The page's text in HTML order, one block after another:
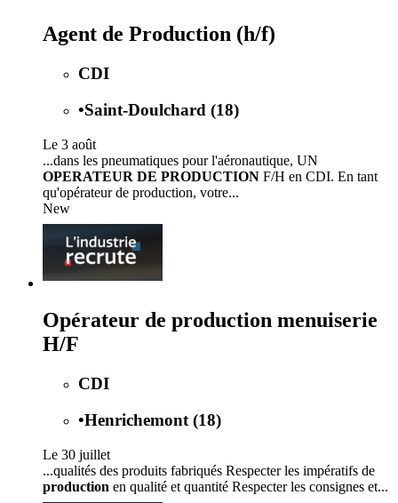
Agent de Production (h/f)
CDI
•Saint-Doulchard (18)
Le 3 août
...dans les pneumatiques pour l'aéronautique, UN
OPERATEUR DE PRODUCTION F/H en CDI. En tant
qu'opérateur de production, votre...
New
Opérateur de production menuiserie
H/F
CDI
•Henrichemont (18)
Le 30 juillet
...qualités des produits fabriqués Respecter les impératifs de
production en qualité et quantité Respecter les consignes et...